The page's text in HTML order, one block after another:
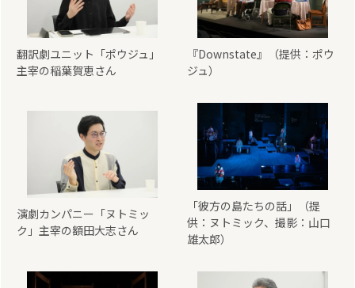
翻訳劇ユニット「ポウジュ」
主宰の稲葉賀恵さん
『Downstate』（提供：ポウ
ジュ）
演劇カンパニー「ヌトミッ
ク」主宰の額田大志さん
「彼方の島たちの話」（提
供：ヌトミック、撮影：山口
雄太郎）